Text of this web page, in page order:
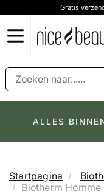
Gratis
ALLES
Startpagina
Biotherm Homme